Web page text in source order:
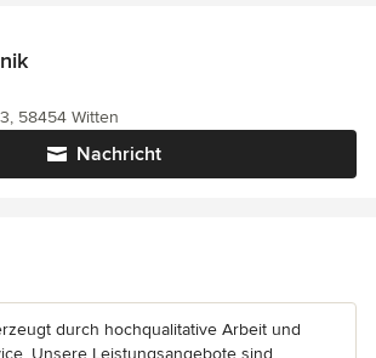
Nachricht
58454 Witten
durch hochqualitative Arbeit und